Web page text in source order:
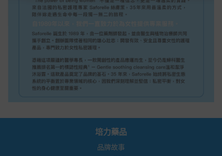
培力藥品
品牌故事